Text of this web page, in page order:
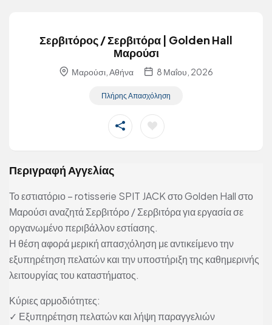
Σερβιτόρος / Σερβιτόρα | Golden Hall
Μαρούσι
Μαρούσι, Αθήνα 8 Μαΐου, 2026
Πλήρης Απασχόληση
Περιγραφή Αγγελίας
Το εστιατόριο – rotisserie SPIT JACK στο Golden Hall στο
Μαρούσι αναζητά Σερβιτόρο / Σερβιτόρα για εργασία σε
οργανωμένο περιβάλλον εστίασης.
Η θέση αφορά μερική απασχόληση με αντικείμενο την
εξυπηρέτηση πελατών και την υποστήριξη της καθημερινής
λειτουργίας του καταστήματος.
Κύριες αρμοδιότητες:
✓ Εξυπηρέτηση πελατών και λήψη παραγγελιών